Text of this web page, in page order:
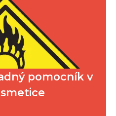
pomocník v